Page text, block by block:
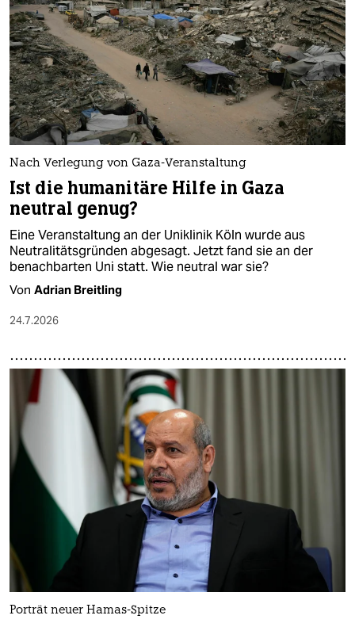
Nach Verlegung von Gaza-Veranstaltung
Ist die humanitäre Hilfe in Gaza
neutral genug?
Eine Veranstaltung an der Uniklinik Köln wurde aus
Neutralitätsgründen abgesagt. Jetzt fand sie an der
benachbarten Uni statt. Wie neutral war sie?
Von Adrian Breitling
24.7.2026
Porträt neuer Hamas-Spitze